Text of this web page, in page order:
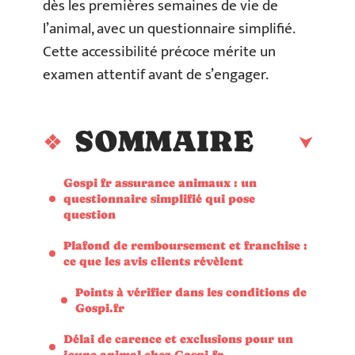
dès les premières semaines de vie de
l’animal, avec un questionnaire simplifié.
Cette accessibilité précoce mérite un
examen attentif avant de s’engager.
SOMMAIRE
Gospi fr assurance animaux : un
questionnaire simplifié qui pose
question
Plafond de remboursement et franchise :
ce que les avis clients révèlent
Points à vérifier dans les conditions de
Gospi.fr
Délai de carence et exclusions pour un